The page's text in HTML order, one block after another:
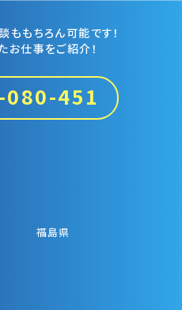
ももちろん可能です！
お仕事をご紹介！
451
福島県